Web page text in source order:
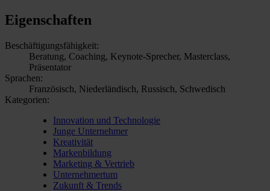
Eigenschaften
Beschäftigungsfähigkeit:
Beratung, Coaching, Keynote-Sprecher, Masterclass,
Präsentator
Sprachen:
Französisch, Niederländisch, Russisch, Schwedisch
Kategorien:
Innovation und Technologie
Junge Unternehmer
Kreativität
Markenbildung
Marketing & Vertrieb
Unternehmertum
Zukunft & Trends